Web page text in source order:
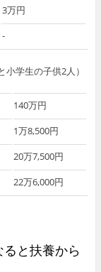
3万円
‐
学生の子供2人）
140万円
1万8,500円
20万7,500円
22万6,000円
と扶養から